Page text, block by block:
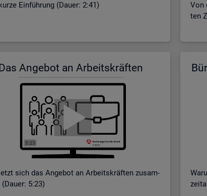
Ein­füh­rung (Dauer: 2:41)
Von
ten
An­ge­bot an Ar­beits­kräf­ten
sich das An­ge­bot an Ar­beits­kräf­ten zu­sam­
(Dauer: 5:23)